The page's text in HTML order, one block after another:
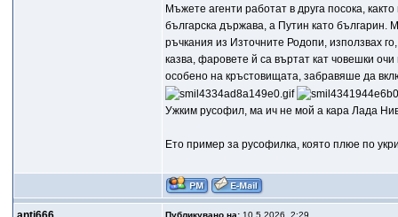
Мъжете агенти работат в друга посока,
българска държава, а Путин като българин.
ръчкания из Източните Родопи, използвах
казва, фаровете й са въртат кат човешки
особено на кръстовищата, забравяше да
Ужким русофил, ма ич не мой а кара Лада
Ето пример за русофилка, която плюе по
Публикувано на:10.5.2026, 2:29